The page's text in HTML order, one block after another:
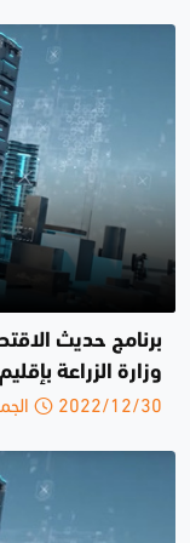
برنامج حديث
وزارة الزراعة
2022/12/30 الجمعة 16:09 م